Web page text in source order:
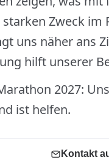
Zweck im
uns näher ans
hilft unserer
2027:
ist helfen.
Kontakt